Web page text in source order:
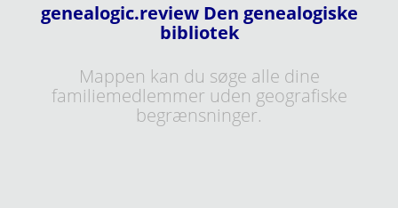
genealogic.review Den genealogiske
bibliotek
Mappen kan du søge alle dine
familiemedlemmer uden geografiske
begrænsninger.